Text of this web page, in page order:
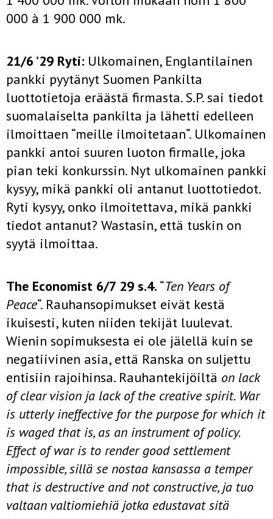
000 à 1 900 000 mk.
21/6 ’29 Ryti: Ulkomainen, Englantilainen
pankki pyytänyt Suomen Pankilta
luottotietoja eräästä firmasta. S.P. sai tiedot
suomalaiselta pankilta ja lähetti edelleen
ilmoittaen “meille ilmoitetaan“. Ulkomainen
pankki antoi suuren luoton firmalle, joka
pian teki konkurssin. Nyt ulkomainen pankki
kysyy, mikä pankki oli antanut luottotiedot.
Ryti kysyy, onko ilmoitettava, mikä pankki
tiedot antanut? Wastasin, että tuskin on
syytä ilmoittaa.
The Economist 6/7 29 s.4. “Ten Years of
Peace“. Rauhansopimukset eivät kestä
ikuisesti, kuten niiden tekijät luulevat.
Wienin sopimuksesta ei ole jälellä kuin se
negatiivinen asia, että Ranska on suljettu
entisiin rajoihinsa. Rauhantekijöiltä on lack
of clear vision ja lack of the creative spirit. War
is utterly ineffective for the purpose for which it
is waged that is, as an instrument of policy.
Effect of war is to render good settlement
impossible, sillä se nostaa kansassa a temper
that is destructive and not constructive, ja tuo
valtaan valtiomiehiä jotka edustavat sitä